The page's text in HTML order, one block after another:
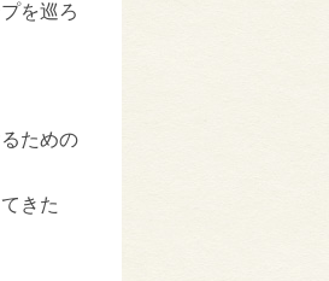
を巡ろ
ための
きた